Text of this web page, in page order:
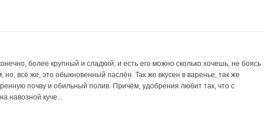
более крупный и сладкий, и есть его можно сколько хочешь, не боясь
но, всё же, это обыкновенный паслён. Так же вкусен в варенье, так же
почву и обильный полив. Причём, удобрения любит так, что с
навозной куче...